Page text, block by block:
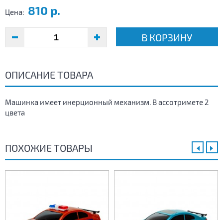
Цена: 810 р.
В КОРЗИНУ
ОПИСАНИЕ ТОВАРА
Машинка имеет инерционный механизм. В ассотримете 2
цвета
ПОХОЖИЕ ТОВАРЫ